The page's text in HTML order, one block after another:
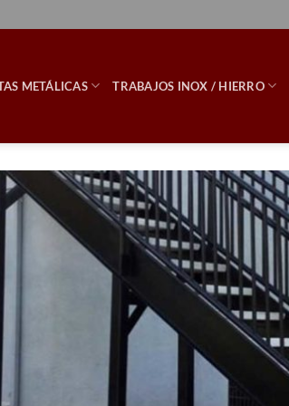
METÁLICAS TRABAJOS INOX / HIERRO